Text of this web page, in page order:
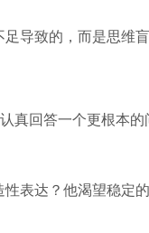
导致的，而是思维盲
真回答一个更根本
表达？他渴望稳定